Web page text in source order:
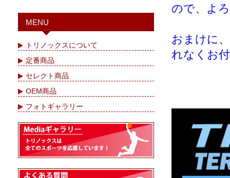
ので、よ
おまけに
れなくお
MENU
トリノックスについて
定番商品
セレクト商品
OEM商品
フォトギャラリー